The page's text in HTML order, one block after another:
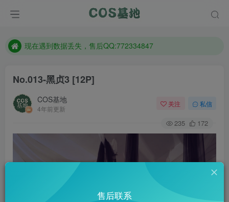
防失联：百度搜索《趣画刊》，实时查看最新站点。
防失联：百度搜索《趣画刊》，实时查看最新站点。
No.013-黑贞3 [12P]
COS基地
4年前更新
关注 私信
235 172
售后联系